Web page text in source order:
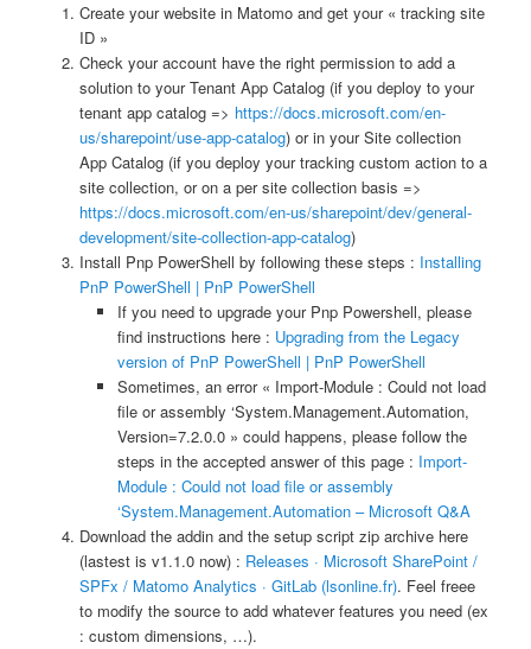
Create your website in Matomo and get your « tracking site
ID »
Check your account have the right permission to add a
solution to your Tenant App Catalog (if you deploy to your
tenant app catalog => https://docs.microsoft.com/en-
us/sharepoint/use-app-catalog) or in your Site collection
App Catalog (if you deploy your tracking custom action to a
site collection, or on a per site collection basis =>
https://docs.microsoft.com/en-us/sharepoint/dev/general-
development/site-collection-app-catalog)
Install Pnp PowerShell by following these steps : Installing
PnP PowerShell | PnP PowerShell
If you need to upgrade your Pnp Powershell, please
find instructions here : Upgrading from the Legacy
version of PnP PowerShell | PnP PowerShell
Sometimes, an error « Import-Module : Could not load
file or assembly ‘System.Management.Automation,
Version=7.2.0.0 » could happens, please follow the
steps in the accepted answer of this page : Import-
Module : Could not load file or assembly
‘System.Management.Automation – Microsoft Q&A
Download the addin and the setup script zip archive here
(lastest is v1.1.0 now) : Releases · Microsoft SharePoint /
SPFx / Matomo Analytics · GitLab (lsonline.fr). Feel freee
to modify the source to add whatever features you need (ex
: custom dimensions, …).